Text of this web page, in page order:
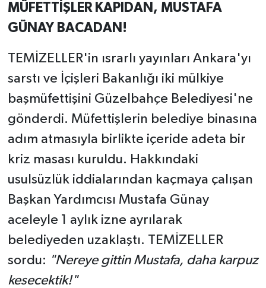
MÜFETTİŞLER KAPIDAN, MUSTAFA
GÜNAY BACADAN!
TEMİZELLER'in ısrarlı yayınları Ankara'yı
sarstı ve İçişleri Bakanlığı iki mülkiye
başmüfettişini Güzelbahçe Belediyesi'ne
gönderdi. Müfettişlerin belediye binasına
adım atmasıyla birlikte içeride adeta bir
kriz masası kuruldu. Hakkındaki
usulsüzlük iddialarından kaçmaya çalışan
Başkan Yardımcısı Mustafa Günay
aceleyle 1 aylık izne ayrılarak
belediyeden uzaklaştı. TEMİZELLER
sordu: "Nereye gittin Mustafa, daha karpuz
kesecektik!"